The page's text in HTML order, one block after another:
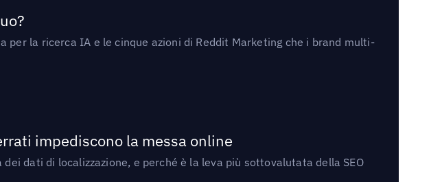
per la ricerca IA e le cinque azioni di Reddit Marketing che i brand multi-
impediscono la messa online
dati di localizzazione, e perché è la leva più sottovalutata della SEO